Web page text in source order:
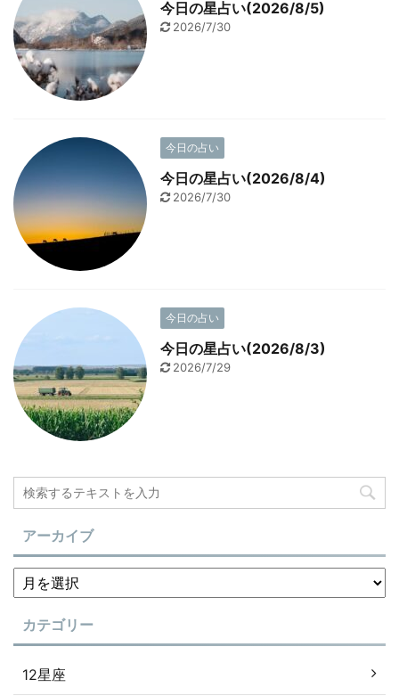
今日の星占い(2026/8/5)
2026/7/30
今日の占い
今日の星占い(2026/8/4)
2026/7/30
今日の占い
今日の星占い(2026/8/3)
2026/7/29
アーカイブ
カテゴリー
12星座